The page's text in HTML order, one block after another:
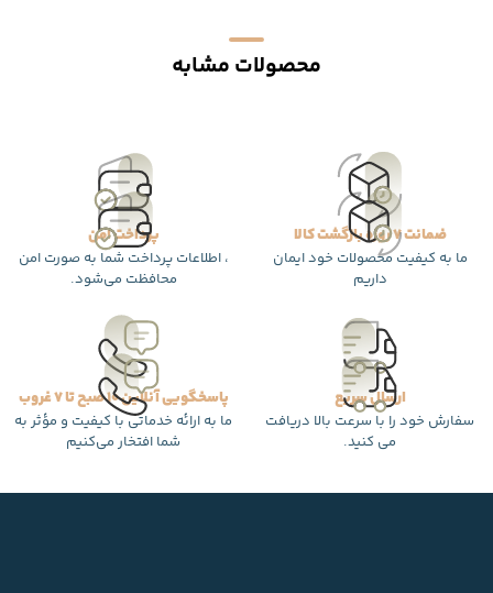
محصولات مشابه
ضمانت 7 روزه بازگشت کالا
ما به کیفیت محصولات خود ایمان
داریم
پرداخت امن
، اطلاعات پرداخت شما به صورت امن
محافظت می‌شود.
ارسال سریع
سفارش خود را با سرعت بالا دریافت
می کنید.
پاسخگویی آنلاین 10 صبح تا 7 غروب
ما به ارائه خدماتی با کیفیت و مؤثر به
شما افتخار می‌کنیم